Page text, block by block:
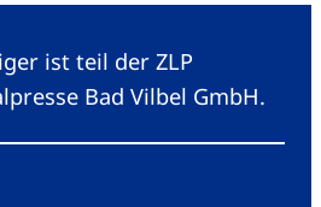
ist teil der ZLP
Bad Vilbel GmbH.